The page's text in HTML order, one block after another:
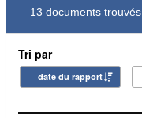
13 documents trouvés
Tri par
date du rapport